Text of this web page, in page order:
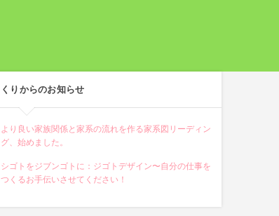
くりからのお知らせ
より良い家族関係と家系の流れを作る家系図リーディン
グ、始めました。
シゴトをジブンゴトに：ジゴトデザイン〜自分の仕事を
つくるお手伝いさせてください！